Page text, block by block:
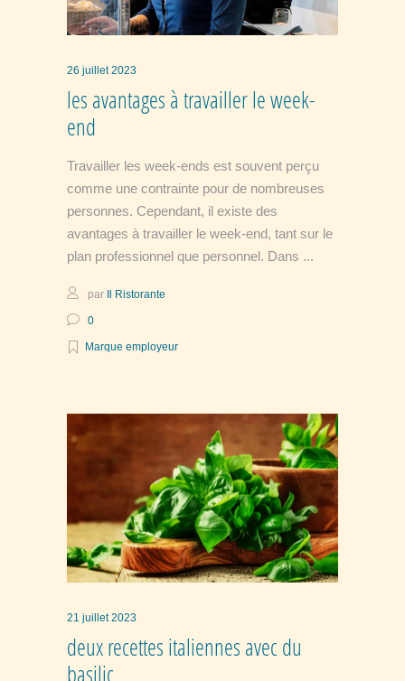
26 juillet 2023
les avantages à travailler le week-
end
Travailler les week-ends est souvent perçu
comme une contrainte pour de nombreuses
personnes. Cependant, il existe des
avantages à travailler le week-end, tant sur le
plan professionnel que personnel. Dans
par Il Ristorante
0
Marque employeur
21 juillet 2023
deux recettes italiennes avec du
basilic